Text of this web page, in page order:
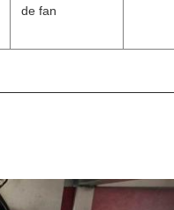
de fan